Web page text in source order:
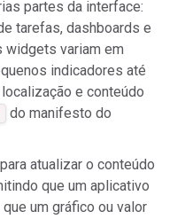
partes da interface:
tarefas, dashboards e
widgets variam em
indicadores até
e conteúdo
do manifesto do
atualizar o conteúdo
que um aplicativo
um gráfico ou valor